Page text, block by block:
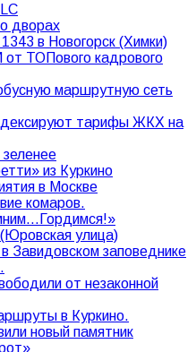
дворах
в Новогорск (Химки)
ТОПового кадрового
маршрутную сеть
тарифы ЖКХ на
из Куркино
в Москве
комаров.
улица)
Завидовском заповеднике
от незаконной
в Куркино.
новый памятник